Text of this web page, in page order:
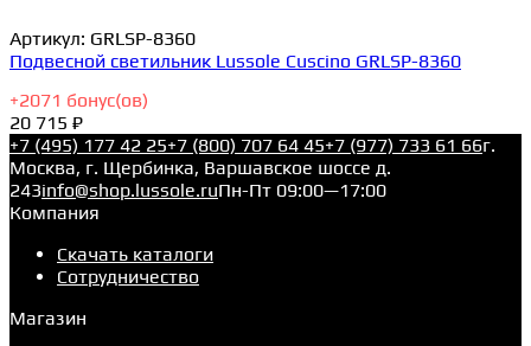
Артикул: GRLSP-8360
Подвесной светильник Lussole Cuscino GRLSP-8360
+2071 бонус(ов)
20 715 ₽
+7 (495) 177 42 25+7 (800) 707 64 45+7 (977) 733 61 66г.
Москва, г. Щербинка, Варшавское шоссе д.
243info@shop.lussole.ruПн-Пт 09:00—17:00
Компания
Скачать каталоги
Сотрудничество
Магазин